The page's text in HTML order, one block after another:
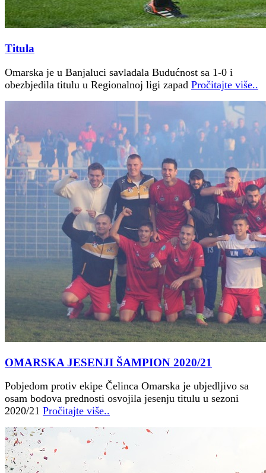
Titula
Omarska je u Banjaluci savladala Budućnost sa 1-0 i
obezbjedila titulu u Regionalnoj ligi zapad Pročitajte više..
OMARSKA JESENJI ŠAMPION 2020/21
Pobjedom protiv ekipe Čelinca Omarska je ubjedljivo sa
osam bodova prednosti osvojila jesenju titulu u sezoni
2020/21 Pročitajte više..